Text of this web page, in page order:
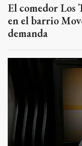
El comedor Los
en el barrio
demanda